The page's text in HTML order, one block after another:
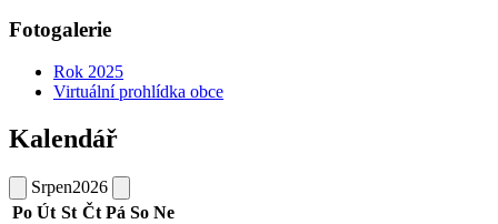
Fotogalerie
Rok 2025
Virtuální prohlídka obce
Kalendář
Srpen2026
Po Út St Čt Pá So Ne